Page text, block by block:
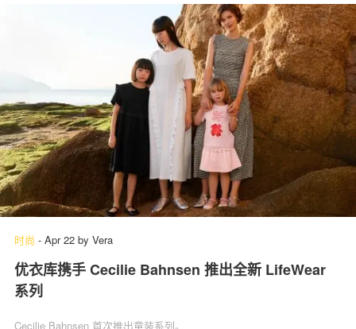
时尚 - Apr 22 by Vera
优衣库携手 Cecilie Bahnsen 推出全新 LifeWear
系列
Cecilie Bahnsen 首次推出童装系列。